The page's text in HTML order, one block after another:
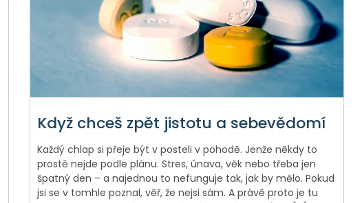
Když chceš zpět jistotu a sebevědomí
Každý chlap si přeje být v posteli v pohodě. Jenže někdy to
prostě nejde podle plánu. Stres, únava, věk nebo třeba jen
špatný den – a najednou to nefunguje tak, jak by mělo. Pokud
jsi se v tomhle poznal, věř, že nejsi sám. A právě proto je tu